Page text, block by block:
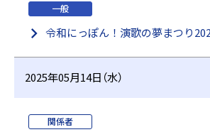
一般
令和にっぽん！演歌の夢まつり
2025年05月14日（水）
関係者